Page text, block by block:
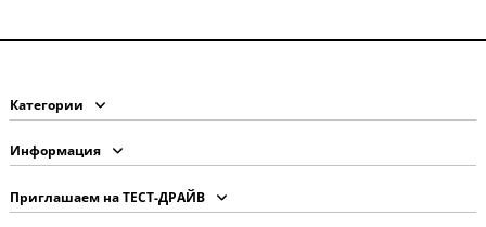
Категории
Информация
Приглашаем на ТЕСТ-ДРАЙВ